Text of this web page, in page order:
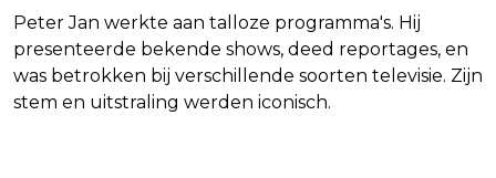
Peter Jan werkte aan talloze programma's. Hij
presenteerde bekende shows, deed reportages, en
was betrokken bij verschillende soorten televisie. Zijn
stem en uitstraling werden iconisch.